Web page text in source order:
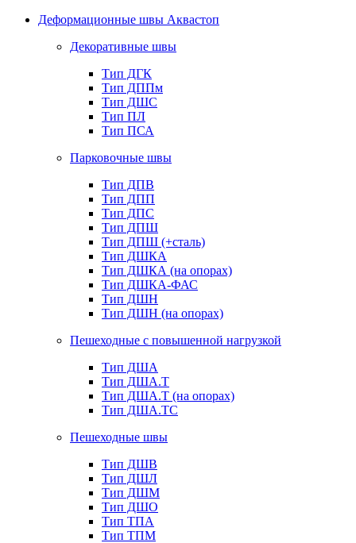
Деформационные швы Аквастоп
Декоративные швы
Тип ДГК
Тип ДППм
Тип ДШС
Тип ПЛ
Тип ПСА
Парковочные швы
Тип ДПВ
Тип ДПП
Тип ДПС
Тип ДПШ
Тип ДПШ (+сталь)
Тип ДШКА
Тип ДШКА (на опорах)
Тип ДШКА-ФАС
Тип ДШН
Тип ДШН (на опорах)
Пешеходные с повышенной нагрузкой
Тип ДША
Тип ДША.Т
Тип ДША.Т (на опорах)
Тип ДША.ТС
Пешеходные швы
Тип ДШВ
Тип ДШЛ
Тип ДШМ
Тип ДШО
Тип ТПА
Тип ТПМ